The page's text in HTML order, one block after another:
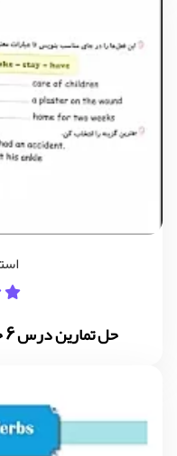
حل تمارین درس 6 خیلی سبز زبان انگلیسی نهم